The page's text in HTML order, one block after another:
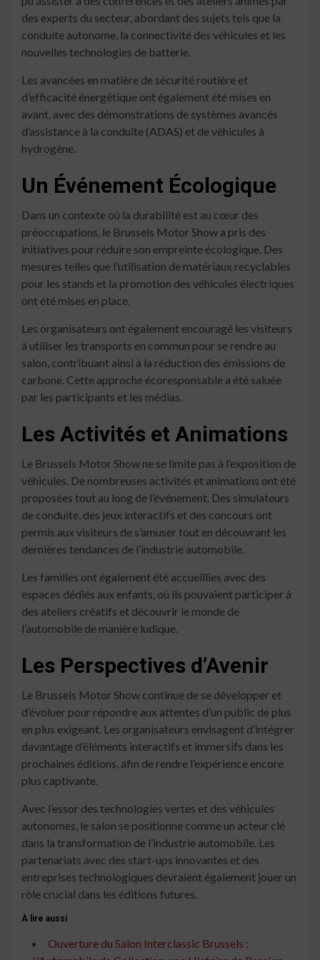
des experts du secteur, abordant des sujets tels que la
conduite autonome, la connectivité des véhicules et les
nouvelles technologies de batterie.
Les avancées en matière de sécurité routière et
d’efficacité énergétique ont également été mises en
avant, avec des démonstrations de systèmes avancés
d’assistance à la conduite (ADAS) et de véhicules à
hydrogène.
Un Événement Écologique
Dans un contexte où la durabilité est au cœur des
préoccupations, le Brussels Motor Show a pris des
initiatives pour réduire son empreinte écologique. Des
mesures telles que l’utilisation de matériaux recyclables
pour les stands et la promotion des véhicules électriques
ont été mises en place.
Les organisateurs ont également encouragé les visiteurs
à utiliser les transports en commun pour se rendre au
salon, contribuant ainsi à la réduction des émissions de
carbone. Cette approche écoresponsable a été saluée
par les participants et les médias.
Les Activités et Animations
Le Brussels Motor Show ne se limite pas à l’exposition de
véhicules. De nombreuses activités et animations ont été
proposées tout au long de l’événement. Des simulateurs
de conduite, des jeux interactifs et des concours ont
permis aux visiteurs de s’amuser tout en découvrant les
dernières tendances de l’industrie automobile.
Les familles ont également été accueillies avec des
espaces dédiés aux enfants, où ils pouvaient participer à
des ateliers créatifs et découvrir le monde de
l’automobile de manière ludique.
Les Perspectives d’Avenir
Le Brussels Motor Show continue de se développer et
d’évoluer pour répondre aux attentes d’un public de plus
en plus exigeant. Les organisateurs envisagent d’intégrer
davantage d’éléments interactifs et immersifs dans les
prochaines éditions, afin de rendre l’expérience encore
plus captivante.
Avec l’essor des technologies vertes et des véhicules
autonomes, le salon se positionne comme un acteur clé
dans la transformation de l’industrie automobile. Les
partenariats avec des start-ups innovantes et des
entreprises technologiques devraient également jouer un
rôle crucial dans les éditions futures.
À lire aussi
Ouverture du Salon Interclassic Brussels :